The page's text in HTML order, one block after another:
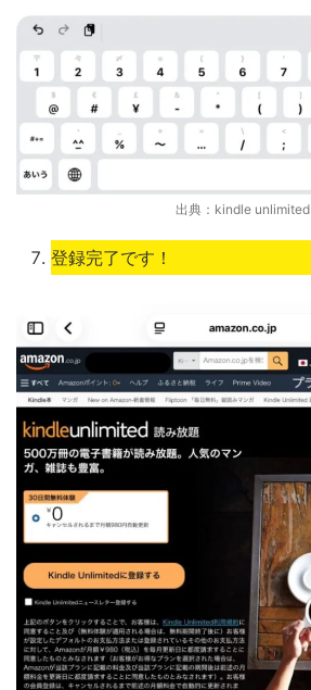
出典：kindle unlimited
登録完了です！